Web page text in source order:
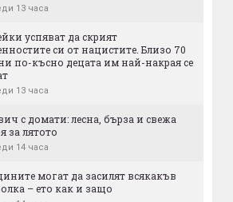
13 часа
успяват да скрият
си от нацистите. Близо 70
по-късно децата им най-накрая се
13 часа
с домати: лесна, бърза и свежа
за лятото
14 часа
могат да засилят всякакъв
– ето как и защо